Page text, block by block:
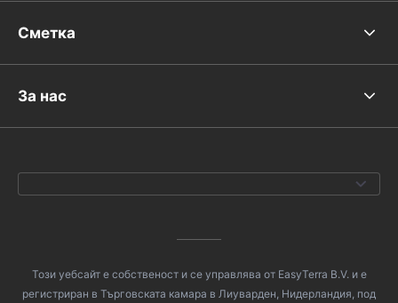
Сметка
За нас
Този уебсайт е собственост и се управлява от EasyTerra B.V. и е
регистриран в Търговската камара в Лиуварден, Нидерландия, под